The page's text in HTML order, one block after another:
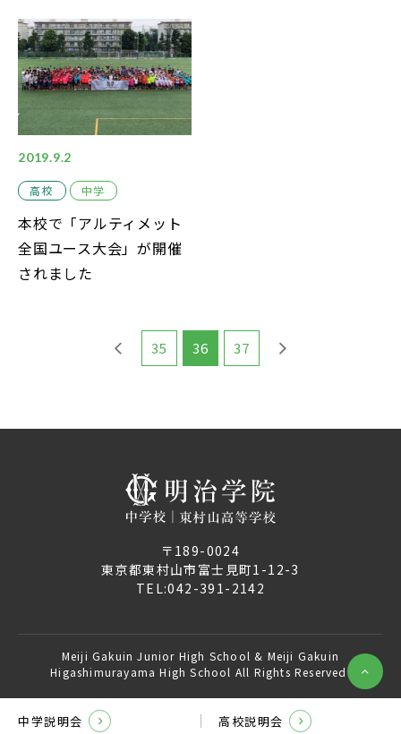
2019.9.2
高校 中学
本校で「アルティメット
全国ユース大会」が開催
されました
35 36 37
〒189-0024
東京都東村山市富士見町1-12-3
TEL:042-391-2142
Meiji Gakuin Junior High School & Meiji Gakuin
Higashimurayama High School All Rights Reserved.
中学説明会 高校説明会